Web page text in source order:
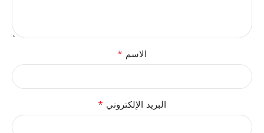
الاسم *
البريد الإلكتروني *